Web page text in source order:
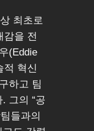
최초로
감을 전
(Eddie
적 혁신
하고 팀
그의 “공
들과의